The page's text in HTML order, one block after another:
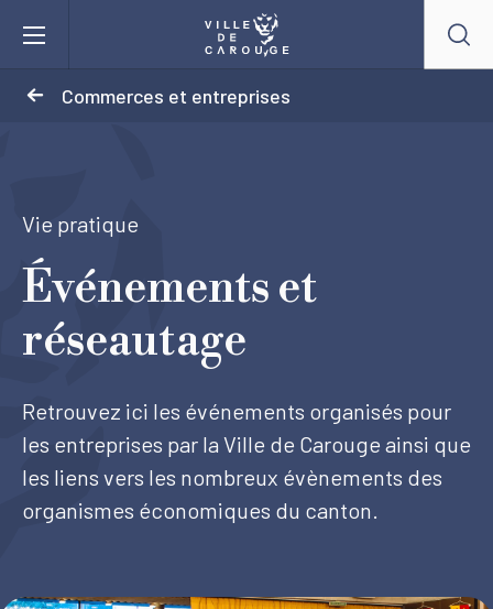
Commerces et entreprises
Mairie
Vie pratique
Actualités
Agenda
Lieux
Vie pratique
Événements et
réseautage
Retrouvez ici les événements organisés pour
les entreprises par la Ville de Carouge ainsi que
les liens vers les nombreux évènements des
organismes économiques du canton.